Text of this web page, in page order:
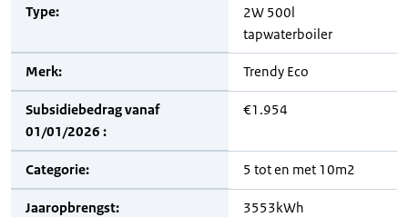
Type:
2W 500l
tapwaterboiler
Merk: Trendy Eco
Subsidiebedrag vanaf
01/01/2026 :
€1.954
Categorie: 5 tot en met 10m2
Jaaropbrengst: 3553kWh